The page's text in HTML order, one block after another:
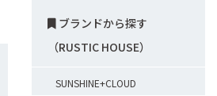
ブランドから探す
（RUSTIC HOUSE）
SUNSHINE+CLOUD